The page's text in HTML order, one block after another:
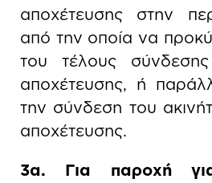
αποχέτευσης στην
από την οποία να
του τέλους
αποχέτευσης, ή
την σύνδεση του
αποχέτευσης.
3α. Για παροχή